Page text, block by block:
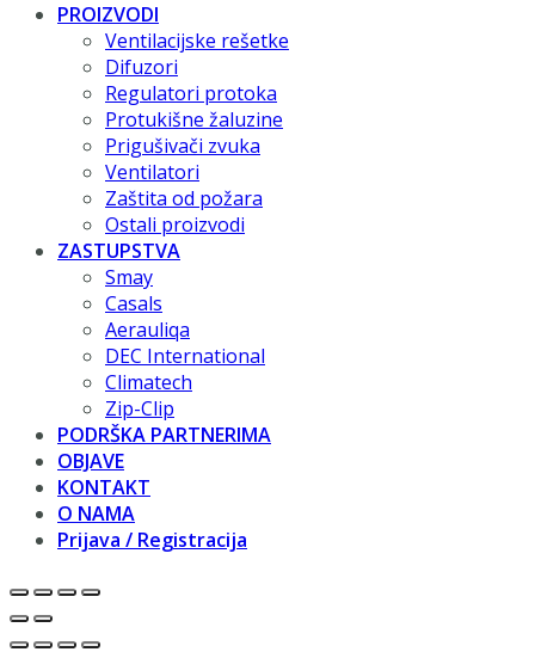
PROIZVODI
Ventilacijske rešetke
Difuzori
Regulatori protoka
Protukišne žaluzine
Prigušivači zvuka
Ventilatori
Zaštita od požara
Ostali proizvodi
ZASTUPSTVA
Smay
Casals
Aerauliqa
DEC International
Climatech
Zip-Clip
PODRŠKA PARTNERIMA
OBJAVE
KONTAKT
O NAMA
Prijava / Registracija